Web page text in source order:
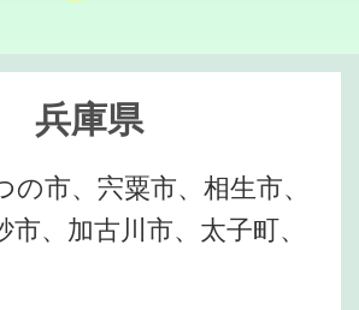
兵庫県
市、宍粟市、相生市、
、加古川市、太子町、